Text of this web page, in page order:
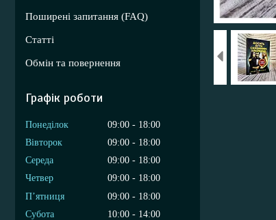
Поширені запитання (FAQ)
Статті
Обмін та повернення
Графік роботи
Понеділок 09:00
18:00
Вівторок
09:00
18:00
Середа
09:00
18:00
Четвер
09:00
18:00
Пʼятниця
09:00
18:00
Субота
10:00
14:00